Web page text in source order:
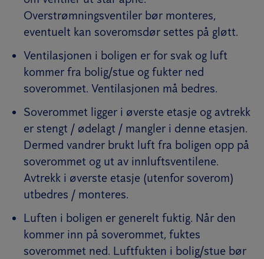
Overstrømningsventiler bør monteres,
eventuelt kan soveromsdør settes på gløtt.
Ventilasjonen i boligen er for svak og luft
kommer fra bolig/stue og fukter ned
soverommet. Ventilasjonen må bedres.
Soverommet ligger i øverste etasje og avtrekk
er stengt / ødelagt / mangler i denne etasjen.
Dermed vandrer brukt luft fra boligen opp på
soverommet og ut av innluftsventilene.
Avtrekk i øverste etasje (utenfor soverom)
utbedres / monteres.
Luften i boligen er generelt fuktig. Når den
kommer inn på soverommet, fuktes
soverommet ned. Luftfukten i bolig/stue bør